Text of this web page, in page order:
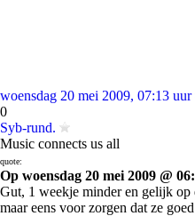
woensdag 20 mei 2009, 07:13 uur
0
Syb-rund.
Music connects us all
quote:
Op woensdag 20 mei 2009 @
Gut, 1 weekje minder en gelijk op
maar eens voor zorgen dat ze